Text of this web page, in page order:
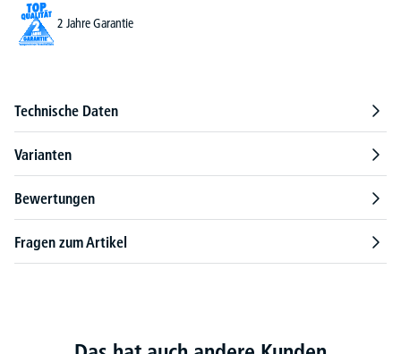
2 Jahre Garantie
Technische Daten
Varianten
Bewertungen
Fragen zum Artikel